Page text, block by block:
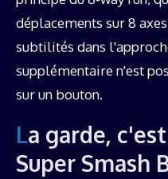
déplacements sur 8
subtilités dans
supplémentaire n'est
sur un bouton.
La garde, c'est temporaire :
Super Smash